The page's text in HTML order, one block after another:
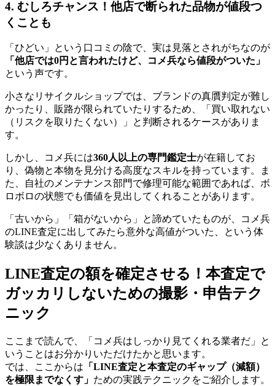
4. むしろチャンス！他店で断られた品物が値段つ
くことも
「ひどい」という口コミの陰で、実は見落とされがちなのが
「他店では0円と言われたけど、コメ兵なら値段がついた」
という声です。
小さなリサイクルショップでは、ブランドの真贋判定が難し
かったり、販路が限られていたりするため、「買い取れない
（リスクを取りたくない）」と判断されるケースがありま
す。
しかし、コメ兵には360人以上の専門鑑定士が在籍してお
り、偽物と本物を見分ける高度なスキルを持っています。ま
た、自社のメンテナンス部門で修理可能な範囲であれば、ボ
ロボロの状態でも価値を見出してくれることがあります。
「古いから」「箱がないから」と諦めていたものが、コメ兵
のLINE査定に出してみたら意外な高値がついた、という体
験談は少なくありません。
LINE査定の額を確定させる！本査定で
ガッカリしないための撮影・申告テク
ニック
ここまで読んで、「コメ兵はしっかり見てくれる業者だ」と
いうことはお分かりいただけたかと思います。
では、ここからは 「LINE査定と本査定のギャップ（減額）
を極限までなくす」 ための実践テクニックをご紹介します。